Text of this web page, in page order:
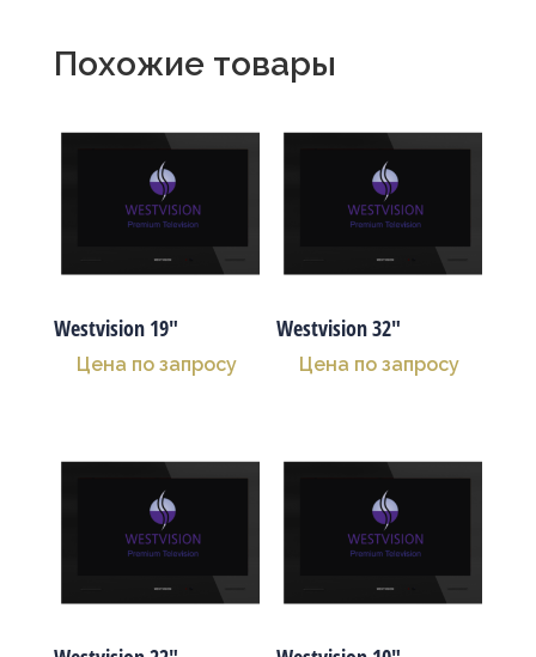
Похожие товары
Westvision 19″
Цена по запросу
Westvision 32″
Цена по запросу